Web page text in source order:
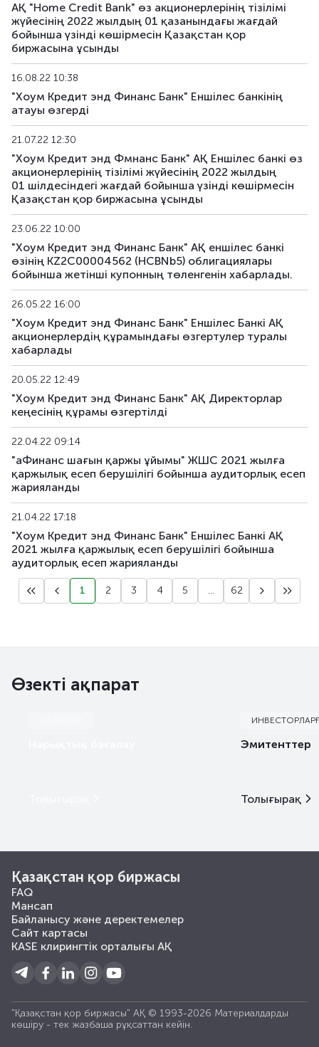
HCBNb32 KZ2C00017556 негізгі
HCBNb33
АҚ "Home Credit Bank" өз акционерлерінің тізілімі
жүйесінің 2022 жылдың 01 қазанындағы жағдай
бойынша үзінді көшірмесін Қазақстан қор
биржасына ұсынды
16.08.22 10:38
"Хоум Кредит энд Финанс Банк" Еншілес банкінің
атауы өзгерді
21.07.22 12:30
"Хоум Кредит энд Фмнанс Банк" АҚ Еншілес банкі өз
акционерлерінің тізілімі жүйесінің 2022 жылдың
01 шілдесіндегі жағдай бойынша үзінді көшірмесін
Қазақстан қор биржасына ұсынды
23.06.22 10:00
"Хоум Кредит энд Финанс Банк" АҚ еншілес банкі
өзінің KZ2C00004562 (HCBNb5) облигациялары
бойынша жетінші купонның төленгенін хабарлады.
26.05.22 16:00
"Хоум Кредит энд Финанс Банк" Еншілес Банкі АҚ
акционерлердің құрамындағы өзгертулер туралы
хабарлады
20.05.22 12:49
"Хоум Кредит энд Финанс Банк" АҚ Директорлар
кеңесінің құрамы өзгертілді
22.04.22 09:14
"аФинанс шағын қаржы ұйымы" ЖШС 2021 жылға
қаржылық есеп берушілігі бойынша аудиторлық есеп
жарияланды
21.04.22 17:18
"Хоум Кредит энд Финанс Банк" Еншілес Банкі АҚ
2021 жылға қаржылық есеп берушілігі бойынша
аудиторлық есеп жарияланды
1 2 3 4 5 ... 62
Өзекті ақпарат
Эмитенттер
Толығырақ
Қазақстан қор биржасы
FAQ
Мансап
Байланысу және деректемелер
Сайт картасы
KASE клирингтік орталығы АҚ
"Қазақстан қор биржасы" АҚ © 1993-2026 Материалдарды
көшiру - тек жазбаша рұқсаттан кейiн.